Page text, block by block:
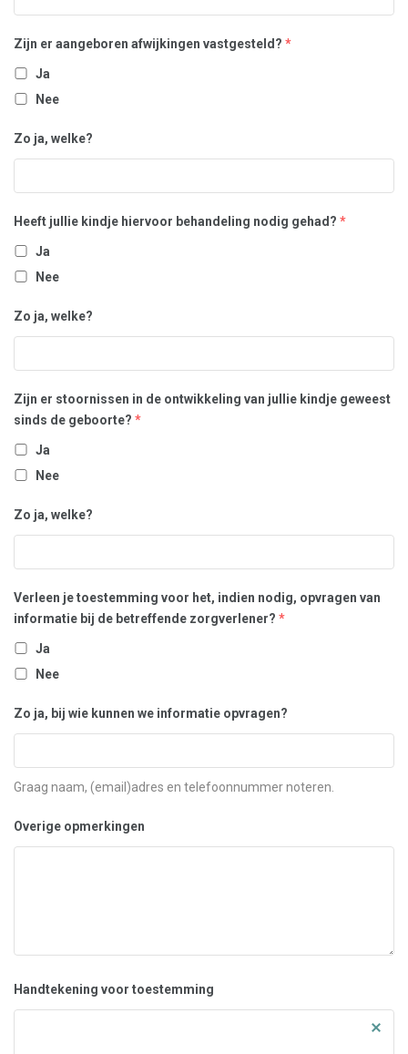
Zijn er aangeboren afwijkingen vastgesteld? *
Ja
Nee
Zo ja, welke?
Heeft jullie kindje hiervoor behandeling nodig gehad? *
Ja
Nee
Zo ja, welke?
Zijn er stoornissen in de ontwikkeling van jullie kindje geweest
sinds de geboorte? *
Ja
Nee
Zo ja, welke?
Verleen je toestemming voor het, indien nodig, opvragen van
informatie bij de betreffende zorgverlener? *
Ja
Nee
Zo ja, bij wie kunnen we informatie opvragen?
Graag naam, (email)adres en telefoonnummer noteren.
Overige opmerkingen
Handtekening voor toestemming